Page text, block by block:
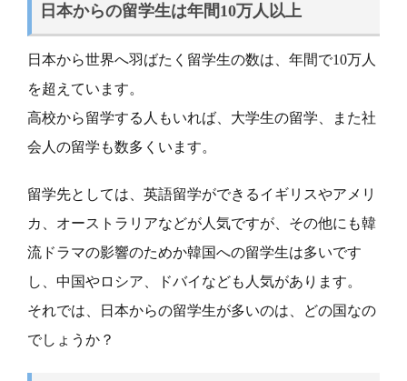
日本からの留学生は年間10万人以上
日本から世界へ羽ばたく留学生の数は、年間で10万人
を超えています。
高校から留学する人もいれば、大学生の留学、また社
会人の留学も数多くいます。
留学先としては、英語留学ができるイギリスやアメリ
カ、オーストラリアなどが人気ですが、その他にも韓
流ドラマの影響のためか韓国への留学生は多いです
し、中国やロシア、ドバイなども人気があります。
それでは、日本からの留学生が多いのは、どの国なの
でしょうか？